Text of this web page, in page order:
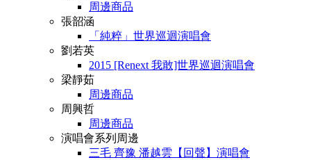
周邊商品
張韶涵
「純粹」世界巡迴演唱會
劉若英
2015 [Renext 我敢]世界巡迴演唱會
梁靜茹
周邊商品
周興哲
周邊商品
演唱會系列周邊
三毛 齊豫 潘越雲【回聲】演唱會